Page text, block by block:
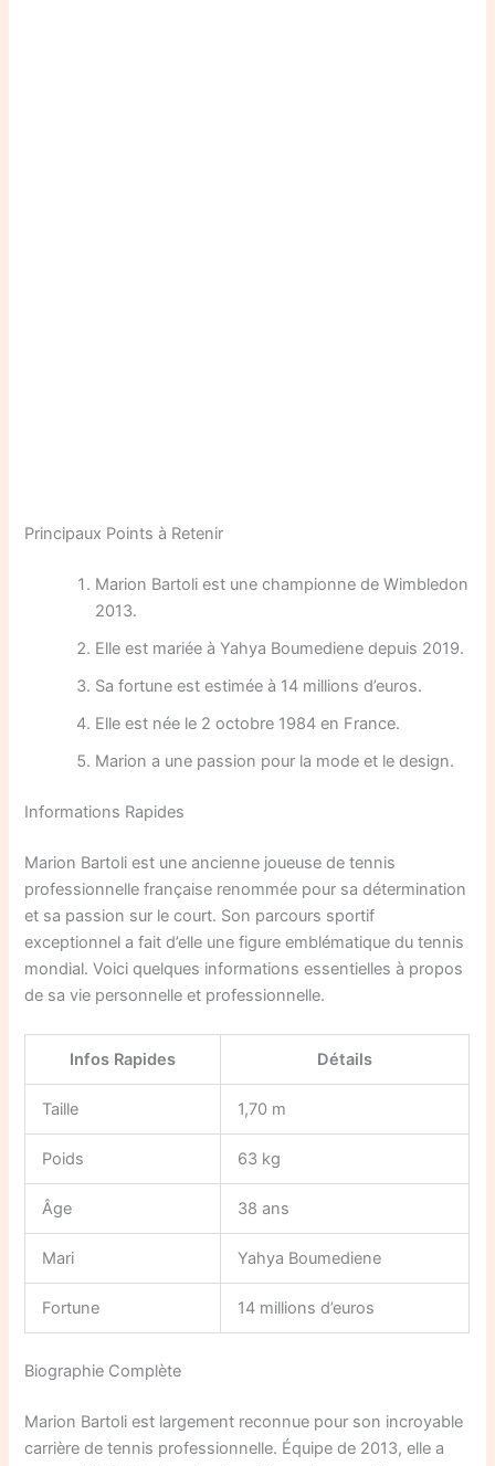
Principaux Points à Retenir
Marion Bartoli est une championne de Wimbledon
2013.
Elle est mariée à Yahya Boumediene depuis 2019.
Sa fortune est estimée à 14 millions d’euros.
Elle est née le 2 octobre 1984 en France.
Marion a une passion pour la mode et le design.
Informations Rapides
Marion Bartoli est une ancienne joueuse de tennis
professionnelle française renommée pour sa détermination
et sa passion sur le court. Son parcours sportif
exceptionnel a fait d’elle une figure emblématique du tennis
mondial. Voici quelques informations essentielles à propos
de sa vie personnelle et professionnelle.
Infos Rapides Détails
Taille 1,70 m
Poids 63 kg
Âge 38 ans
Mari Yahya Boumediene
Fortune 14 millions d’euros
Biographie Complète
Marion Bartoli est largement reconnue pour son incroyable
carrière de tennis professionnelle. Équipe de 2013, elle a